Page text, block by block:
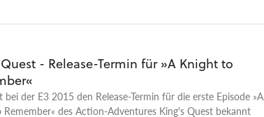
- Release-Termin für »A Knight to
bei der E3 2015 den Release-Termin für die erste Episode »A
Remember« des Action-Adventures King's Quest bekannt